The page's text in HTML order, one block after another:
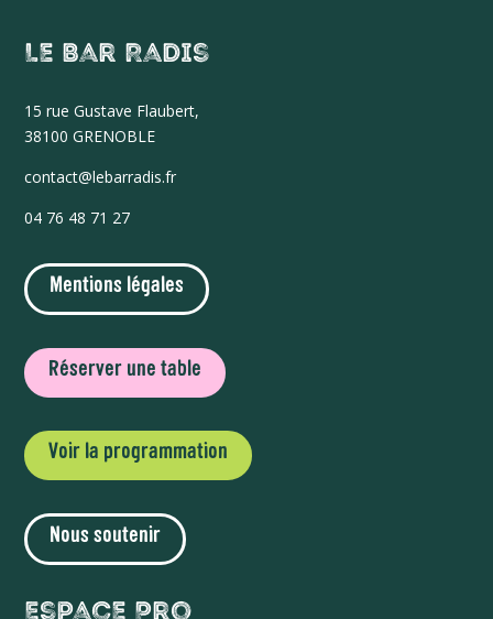
Le Bar Radis
15 rue Gustave Flaubert,
38100 GRENOBLE
contact@lebarradis.fr
04 76 48 71 27
Mentions légales
Réserver une table
Voir la programmation
Nous soutenir
Espace Pro